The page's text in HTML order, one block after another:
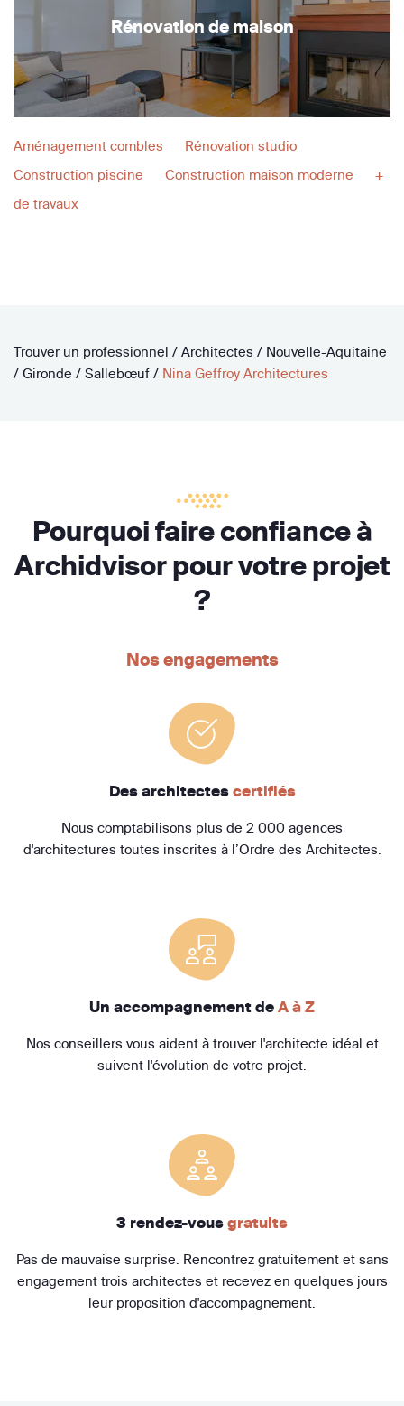
Rénovation de maison
Aménagement combles
Rénovation studio
Construction piscine
Construction maison moderne
+
de travaux
Trouver un professionnel / Architectes / Nouvelle-Aquitaine
/ Gironde / Sallebœuf / Nina Geffroy Architectures
Pourquoi faire confiance à
Archidvisor pour votre projet
?
Nos engagements
Des architectes certifiés
Nous comptabilisons plus de 2 000 agences
d'architectures toutes inscrites à l’Ordre des Architectes.
Un accompagnement de A à Z
Nos conseillers vous aident à trouver l'architecte idéal et
suivent l'évolution de votre projet.
3 rendez-vous gratuits
Pas de mauvaise surprise. Rencontrez gratuitement et sans
engagement trois architectes et recevez en quelques jours
leur proposition d'accompagnement.